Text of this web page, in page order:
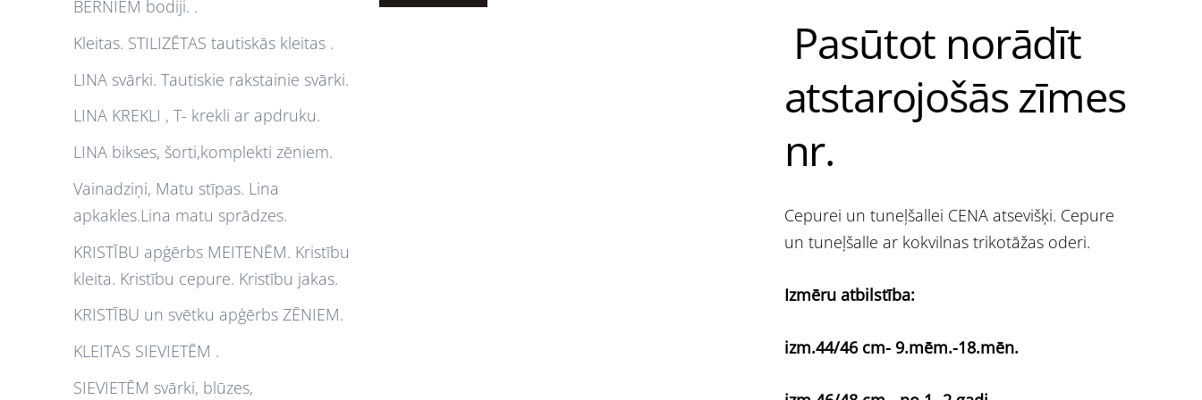
BĒRNIEM bodiji. .
Kleitas. STILIZĒTAS tautiskās kleitas .
LINA svārki. Tautiskie rakstainie svārki.
LINA KREKLI , T- krekli ar apdruku.
LINA bikses, šorti,komplekti zēniem.
Vainadziņi, Matu stīpas. Lina
apkakles.Lina matu sprādzes.
KRISTĪBU apģērbs MEITENĒM. Kristību
kleita. Kristību cepure. Kristību jakas.
KRISTĪBU un svētku apģērbs ZĒNIEM.
KLEITAS SIEVIETĒM .
SIEVIETĒM svārki, blūzes,
Pasūtot norādīt
atstarojošās zīmes
nr.
Cepurei un tuneļšallei CENA atsevišķi. Cepure
un tuneļšalle ar kokvilnas trikotāžas oderi.
Izmēru atbilstība:
izm.44/46 cm- 9.mēm.-18.mēn.